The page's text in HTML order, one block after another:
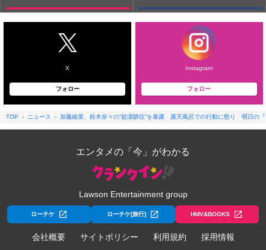
X
フォロー
Instagram
フォロー
TOP ニュース 加藤綾菜、鈴木奈々の“超潔癖症”を暴露 露天風呂での行動に怒り 明日の
エンタメの「今」がわかる
Lawson Entertainment group
ローチケ ローチケ[旅行] HMV&BOOKS
会社概要 サイトポリシー 利用規約 採用情報